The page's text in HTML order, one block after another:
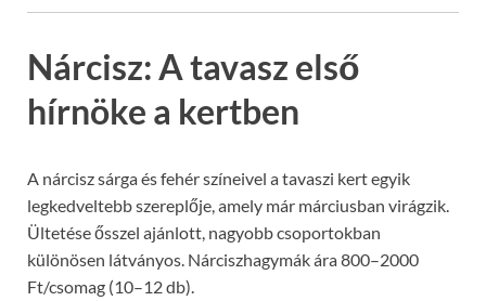
Nárcisz: A tavasz első
hírnöke a kertben
A nárcisz sárga és fehér színeivel a tavaszi kert egyik
legkedveltebb szereplője, amely már márciusban virágzik.
Ültetése ősszel ajánlott, nagyobb csoportokban
különösen látványos. Nárciszhagymák ára 800–2000
Ft/csomag (10–12 db).